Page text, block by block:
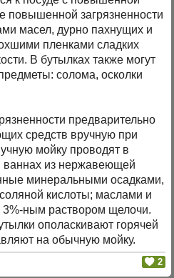
повышенной загрязненности
масел, дурно пахнущих и
пленками сладких
В бутылках также могут
солома, осколки
предварительно
средств вручную при
мойку проводят в
ваннах из нержавеющей
минеральными осадками,
кислоты; маслами и
ным раствором щелочи.
ополаскивают горячей
на обычную мойку.
2